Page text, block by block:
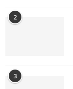
2
3